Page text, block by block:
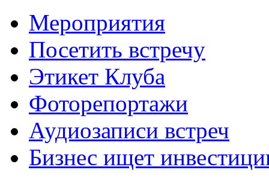
Мероприятия
Посетить встречу
Этикет Клуба
Фоторепортажи
Аудиозаписи встреч
Бизнес ищет